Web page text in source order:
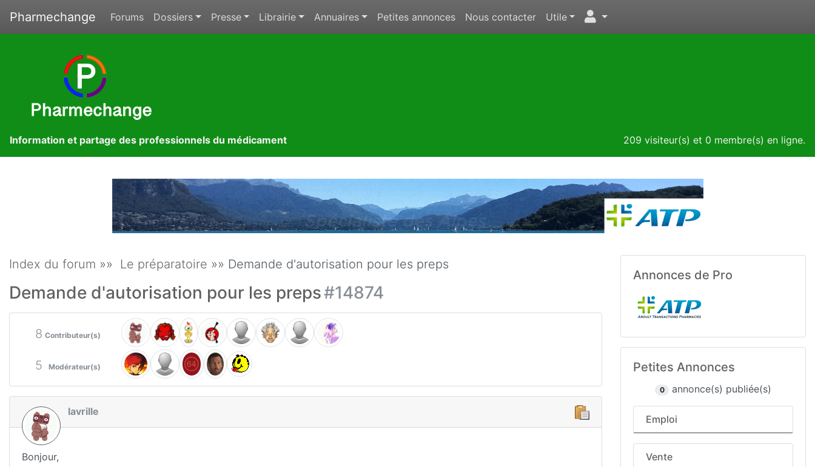
Pharmechange Forums Dossiers Presse Librairie Annuaires Petites annonces Nous contacter Utile
Information et partage des professionnels du médicament 209 visiteur(s) et 0 membre(s) en ligne.
Index du forum »» Le préparatoire »» Demande d'autorisation pour les preps
Demande d'autorisation pour les preps#14874
8 Contributeur(s)
5 Modérateur(s)
lavrille
Bonjour,
Annonces de Pro
Petites Annonces
0 annonce(s) publiée(s)
Emploi
Vente